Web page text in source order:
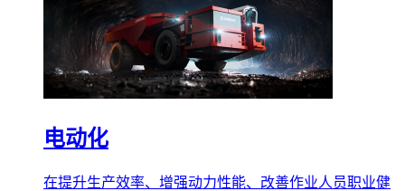
电动化
在提升生产效率、增强动力性能、改善作业人员职业健